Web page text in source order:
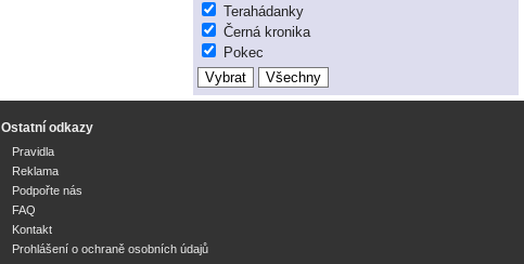
Terahádanky
Černá kronika
Pokec
Ostatní odkazy
Pravidla
Reklama
Podpořte nás
FAQ
Kontakt
Prohlášení o ochraně osobních údajů